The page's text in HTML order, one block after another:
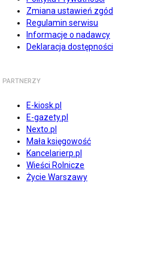
Zmiana ustawień zgód
Regulamin serwisu
Informacje o nadawcy
Deklaracja dostępności
PARTNERZY
E-kiosk.pl
E-gazety.pl
Nexto.pl
Mała księgowość
Kancelarierp.pl
Wieści Rolnicze
Życie Warszawy